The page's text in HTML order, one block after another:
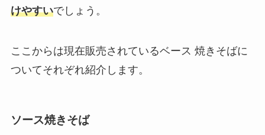
けやすいでしょう。
ここからは現在販売されているベース 焼きそばに
ついてそれぞれ紹介します。
ソース焼きそば